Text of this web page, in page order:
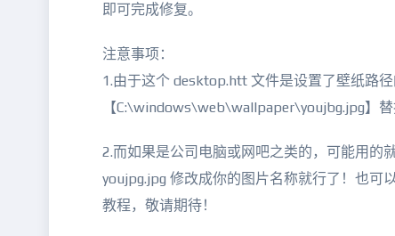
即可完成修复。
注意事项：
1.由于这个 desktop.htt 文件是设置了壁纸路
【C:\windows\web\wallpaper\youjbg.jpg】替
2.而如果是公司电脑或网吧之类的，可能用的
youjpg.jpg 修改成你的图片名称就行了！也可
教程，敬请期待！